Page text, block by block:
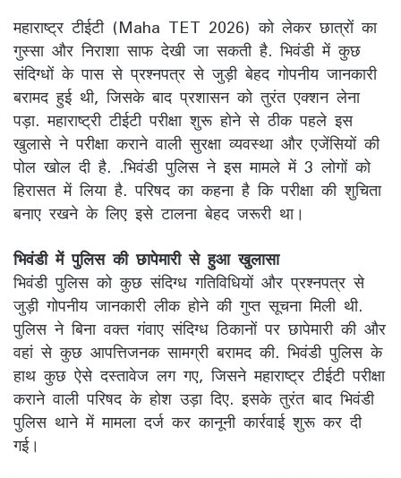
महाराष्ट्र टीईटी (Maha TET 2026) को लेकर छात्रों का
गुस्सा और निराशा साफ देखी जा सकती है. भिवंडी में कुछ
संदिग्धों के पास से प्रश्नपत्र से जुड़ी बेहद गोपनीय जानकारी
बरामद हुई थी, जिसके बाद प्रशासन को तुरंत एक्शन लेना
पड़ा. महाराष्ट्री टीईटी परीक्षा शुरू होने से ठीक पहले इस
खुलासे ने परीक्षा कराने वाली सुरक्षा व्यवस्था और एजेंसियों की
पोल खोल दी है. .भिवंडी पुलिस ने इस मामले में 3 लोगों को
हिरासत में लिया है. परिषद का कहना है कि परीक्षा की शुचिता
बनाए रखने के लिए इसे टालना बेहद जरूरी था।
भिवंडी में पुलिस की छापेमारी से हुआ खुलासा
भिवंडी पुलिस को कुछ संदिग्ध गतिविधियों और प्रश्नपत्र से
जुड़ी गोपनीय जानकारी लीक होने की गुप्त सूचना मिली थी.
पुलिस ने बिना वक्त गंवाए संदिग्ध ठिकानों पर छापेमारी की और
वहां से कुछ आपत्तिजनक सामग्री बरामद की. भिवंडी पुलिस के
हाथ कुछ ऐसे दस्तावेज लग गए, जिसने महाराष्ट्र टीईटी परीक्षा
कराने वाली परिषद के होश उड़ा दिए. इसके तुरंत बाद भिवंडी
पुलिस थाने में मामला दर्ज कर कानूनी कार्रवाई शुरू कर दी
गई।